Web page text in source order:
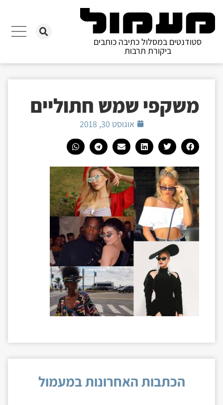
סטודנטים במסלול כתיבה כותבים
ביקורת תרבות
משקפי שמש חתוליים
אוגוסט 30, 2018
הכתבות האחרונות במעמול